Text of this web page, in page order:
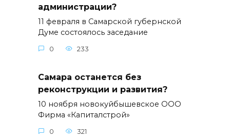
администрации?
11 февраля в Самарской губернской
Думе состоялось заседание
0 233
Самара останется без
реконструкции и развития?
10 ноября новокуйбышевское ООО
Фирма «Капиталстрой»
0 321